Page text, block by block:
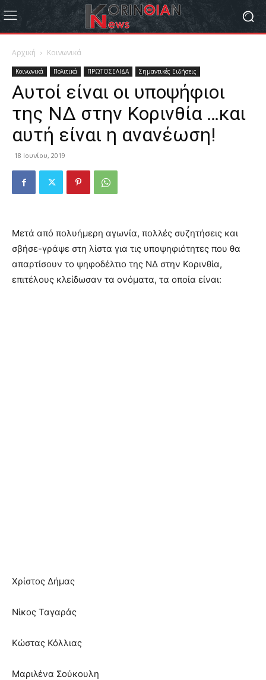
Αρχική Κοινωνικά
Κοινωνικά Πολιτικά ΠΡΩΤΟΣΕΛΙΔΑ Σημαντικές Ειδήσεις
Αυτοί είναι οι υποψήφιοι
της ΝΔ στην Κορινθία …και
αυτή είναι η ανανέωση!
18 Ιουνίου, 2019
Μετά από πολυήμερη αγωνία, πολλές συζητήσεις και
σβήσε-γράψε στη λίστα για τις υποψηφιότητες που θα
απαρτίσουν το ψηφοδέλτιο της ΝΔ στην Κορινθία,
επιτέλους κλείδωσαν τα ονόματα, τα οποία είναι:
Χρίστος Δήμας
Νίκος Ταγαράς
Κώστας Κόλλιας
Μαριλένα Σούκουλη